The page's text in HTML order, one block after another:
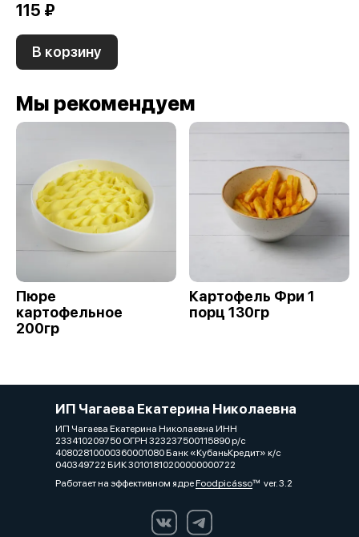
115 ₽
В корзину
Мы рекомендуем
Пюре
картофельное
200гр
Картофель Фри 1
порц 130гр
ИП Чагаева Екатерина Николаевна
ИП Чагаева Екатерина Николаевна ИНН
233410209750 ОГРН 323237500115890 р/с
40802810000360001080 Банк «КубаньКредит» к/с
040349722 БИК 30101810200000000722
Работает на эффективном ядреFoodpicássover. 3.2